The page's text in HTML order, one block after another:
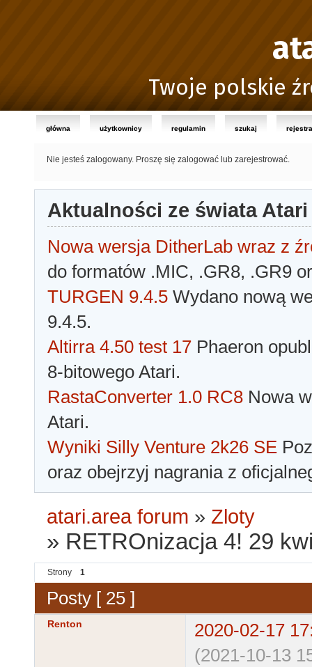
Twoje polskie
główna użytkownicy regulamin szukaj
Nie jesteś zalogowany. Proszę się zalogować lub zarejestrować.
Aktualności ze świata Atari
Nowa wersja DitherLab wraz z
do formatów .MIC, .GR8, .GR9
TURGEN 9.4.5 Wydano nową
9.4.5.
Altirra 4.50 test 17 Phaeron
8-bitowego Atari.
RastaConverter 1.0 RC8 Nowa
Atari.
Wyniki Silly Venture 2k26 SE
oraz obejrzyj nagrania z
atari.area forum » Zloty
» RETROnizacja 4! 29
Strony 1
Posty [ 25 ]
Renton
2020-02-17
(2021-10-13